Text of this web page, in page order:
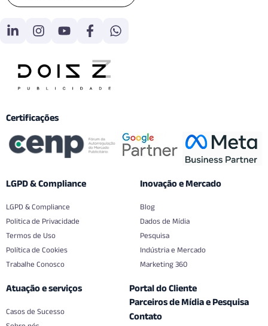
Certificações
LGPD & Compliance
LGPD & Compliance
Politica de Privacidade
Termos de Uso
Política de Cookies
Trabalhe Conosco
Inovação e Mercado
Blog
Dados de Mídia
Pesquisa
Indústria e Mercado
Marketing 360
Atuação e serviços
Casos de Sucesso
Portal do Cliente
Parceiros de Mídia e Pesquisa
Contato